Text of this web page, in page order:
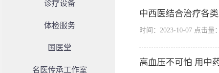
诊疗设备
体检服务
国医堂
名医传承工作室
中西医结合治疗各
时间：2023-10-07 点击量
高血压不可怕 用中